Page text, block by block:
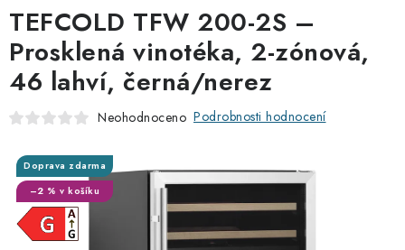
CHLAZENÍ PRO PŘÍPRAVU
VÝČEPNÍ ZAŘÍZENÍ
KLIMATIZACE
ZNAČKY
TEFCOLD TFW 200-2S –
Prosklená vinotéka, 2-zónová,
46 lahví, černá/nerez
Neohodnoceno Podrobnosti hodnocení
Doprava zdarma
–2 % v košíku